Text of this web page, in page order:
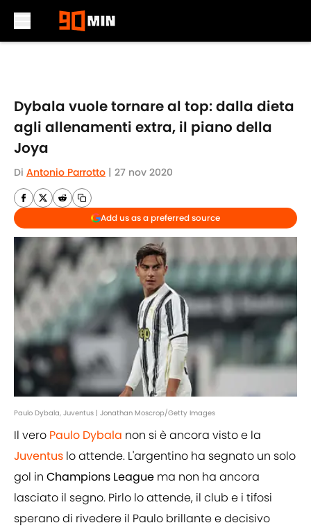
Dybala vuole tornare al top: dalla dieta
agli allenamenti extra, il piano della
Joya
Di Antonio Parrotto | 27 nov 2020
Add us as a preferred source
Paulo Dybala, Juventus | Jonathan Moscrop/Getty Images
Il vero Paulo Dybala non si è ancora visto e la
Juventus lo attende. L'argentino ha segnato un solo
gol in Champions League ma non ha ancora
lasciato il segno. Pirlo lo attende, il club e i tifosi
sperano di rivedere il Paulo brillante e decisivo